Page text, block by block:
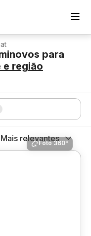
para
e região
Mais relevantes
Foto 360º